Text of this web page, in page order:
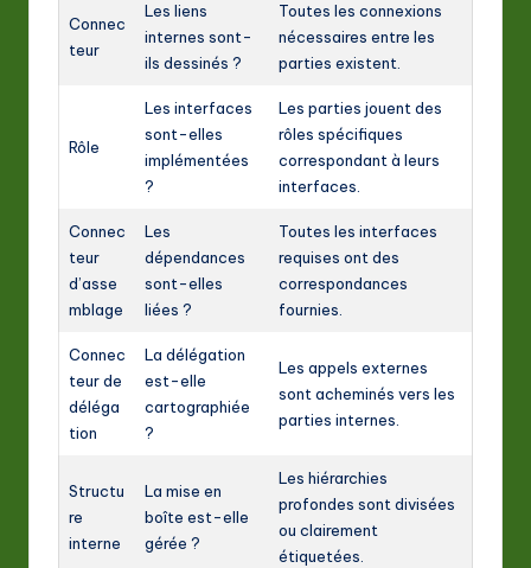
Connec
teur
Les liens
internes sont-
ils dessinés ?
Toutes les connexions
nécessaires entre les
parties existent.
Rôle
Les interfaces
sont-elles
implémentées
?
Les parties jouent des
rôles spécifiques
correspondant à leurs
interfaces.
Connec
teur
d’asse
mblage
Les
dépendances
sont-elles
liées ?
Toutes les interfaces
requises ont des
correspondances
fournies.
Connec
teur de
déléga
tion
La délégation
est-elle
cartographiée
?
Les appels externes
sont acheminés vers les
parties internes.
Structu
re
interne
La mise en
boîte est-elle
gérée ?
Les hiérarchies
profondes sont divisées
ou clairement
étiquetées.